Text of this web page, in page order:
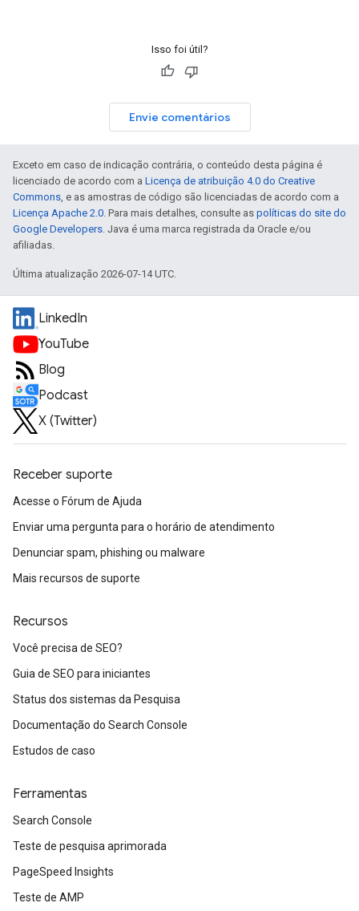
Isso foi útil?
Envie comentários
Exceto em caso de indicação contrária, o conteúdo desta página é
licenciado de acordo com a Licença de atribuição 4.0 do Creative
Commons, e as amostras de código são licenciadas de acordo com a
Licença Apache 2.0. Para mais detalhes, consulte as políticas do site do
Google Developers. Java é uma marca registrada da Oracle e/ou
afiliadas.
Última atualização 2026-07-14 UTC.
LinkedIn
YouTube
Blog
Podcast
X (Twitter)
Receber suporte
Acesse o Fórum de Ajuda
Enviar uma pergunta para o horário de atendimento
Denunciar spam, phishing ou malware
Mais recursos de suporte
Recursos
Você precisa de SEO?
Guia de SEO para iniciantes
Status dos sistemas da Pesquisa
Documentação do Search Console
Estudos de caso
Ferramentas
Search Console
Teste de pesquisa aprimorada
PageSpeed Insights
Teste de AMP